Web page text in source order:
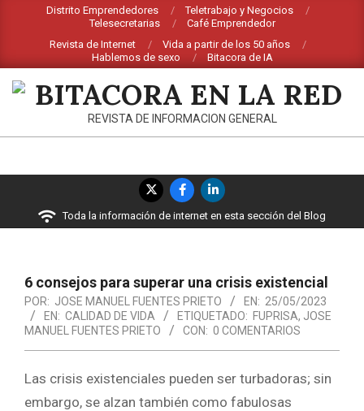
contenido
Distrito Emprendedores
Teletrabajo y Negocios
Telesecretarias
Café Emprendedor
Revista de Internet
Vida a partir de los 50 años
Hablemos de sexo
Bitacora de IA
BITACORA
LA
RED
REVISTA DE INFORMACION GENERAL
navegación
Toda la información de internet en esta sección del Blog
6 consejos para superar una crisis existencial
POR: JOSE MANUEL FUENTES PRIETO EN: 25/05/2023
EN: CALIDAD DE VIDA ETIQUETADO: FUPRISA, JOSE
MANUEL FUENTES PRIETO
CON: 0 COMENTARIOS
Las crisis existenciales pueden ser turbadoras; sin
embargo, se alzan también como fabulosas